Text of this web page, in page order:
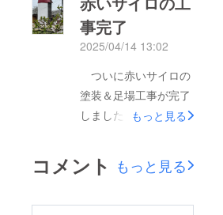
に写生をしていまし
た。七塚原のシンボル
としてこれからも愛さ
れていくと思います。
当日の様子はNHKの報
道（下記アドレス）か
ら観ることが出来ま
https://www3.nhk.or.jp/
0508/4000029412.ht
事完了
2025/04/14 13:02
ついに赤いサイロの
塗装＆足場工事が完了
しました。綺麗になっ
てください！ ５月５
日の七塚原写生大会で
もっと見る
コメント もっと見る